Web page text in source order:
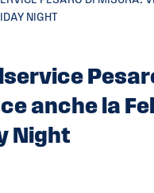
NIGHT
anche la
Night